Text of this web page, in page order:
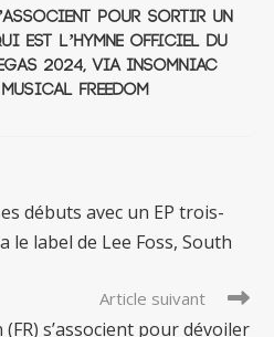
s’associent pour sortir un
est l’hymne officiel du
2024, via Insomniac
Freedom
débuts avec un EP trois-
le label de Lee Foss, South
Article suivant
s’associent pour dévoiler